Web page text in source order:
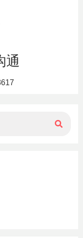
通